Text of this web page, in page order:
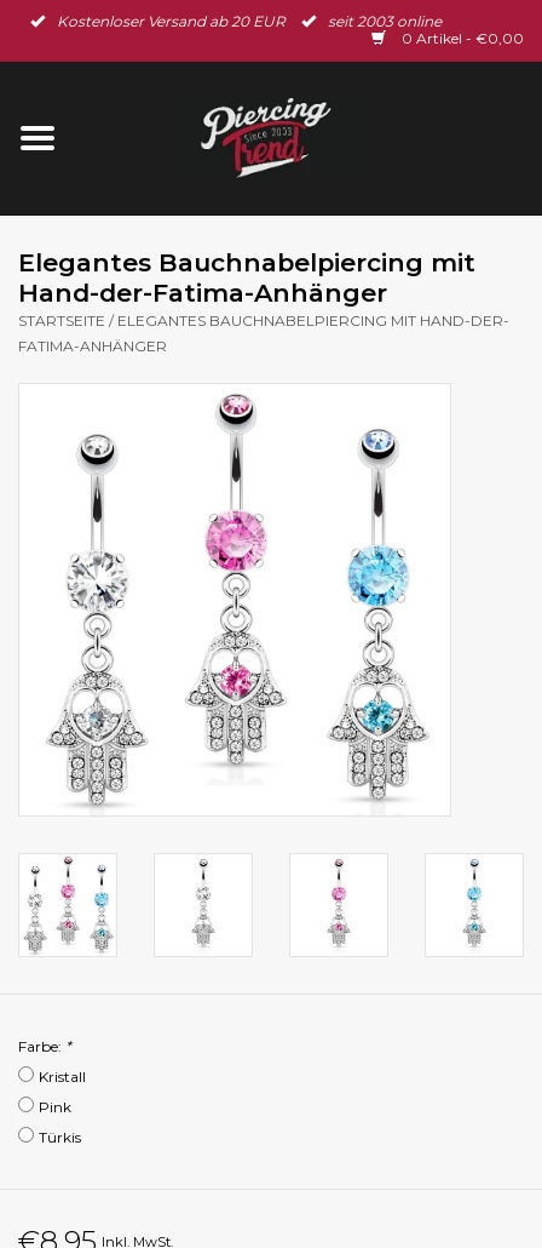
Kostenloser Versand ab 20 EUR
seit 2003 online
0 Artikel - €0,00
Startseite
Ohrschmuck
% Sale %
Elegantes Bauchnabelpiercing mit
Hand-der-Fatima-Anhänger
STARTSEITE / ELEGANTES BAUCHNABELPIERCING MIT HAND-DER-
FATIMA-ANHÄNGER
Farbe: *
Kristall
Pink
Türkis
Inkl. MwSt.